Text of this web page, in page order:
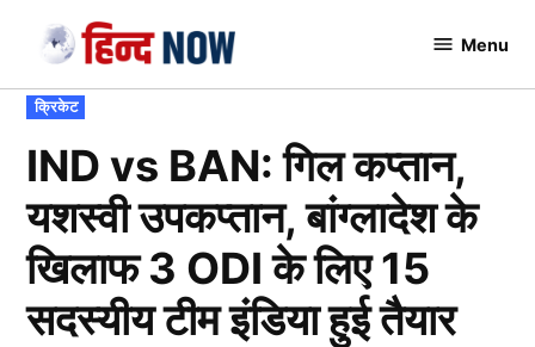
content
Menu
POSTED
IN
क्रिकेट
IND vs BAN: गिल कप्तान,
यशस्वी उपकप्तान, बांग्लादेश के
खिलाफ 3 ODI के लिए 15
सदस्यीय टीम इंडिया हुई तैयार